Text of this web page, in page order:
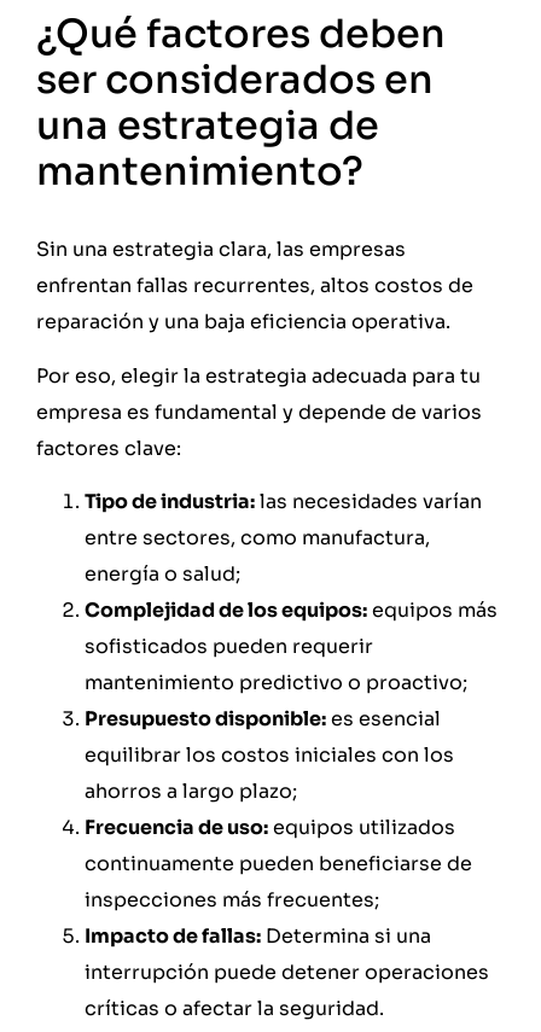
¿Qué factores deben
ser considerados en
una estrategia de
mantenimiento?
Sin una estrategia clara, las empresas
enfrentan fallas recurrentes, altos costos de
reparación y una baja eficiencia operativa.
Por eso, elegir la estrategia adecuada para tu
empresa es fundamental y depende de varios
factores clave:
Tipo de industria:las necesidades varían
entre sectores, como manufactura,
energía o salud;
Complejidad de los equipos:equipos más
sofisticados pueden requerir
mantenimiento predictivo o proactivo;
Presupuesto disponible:es esencial
equilibrar los costos iniciales con los
ahorros a largo plazo;
Frecuencia de uso:equipos utilizados
continuamente pueden beneficiarse de
inspecciones más frecuentes;
Impacto de fallas: Determina si una
interrupción puede detener operaciones
críticas o afectar la seguridad.